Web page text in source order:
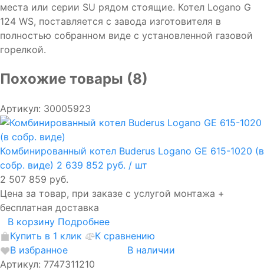
места или серии SU рядом стоящие. Котел Logano G
124 WS, поставляется с завода изготовителя в
полностью собранном виде с установленной газовой
горелкой.
Похожие товары (8)
Артикул: 30005923
Комбинированный котел Buderus Logano GE 615-1020 (в
собр. виде) 2 639 852 руб. / шт
2 507 859 руб.
Цена за товар, при заказе с услугой монтажа +
бесплатная доставка
В корзину Подробнее
Купить в 1 клик
К сравнению
В избранное
В наличии
Артикул: 7747311210